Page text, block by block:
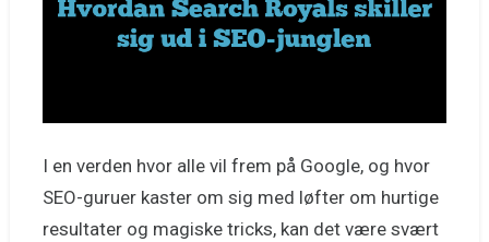
I en verden hvor alle vil frem på Google, og hvor
SEO-guruer kaster om sig med løfter om hurtige
resultater og magiske tricks, kan det være svært